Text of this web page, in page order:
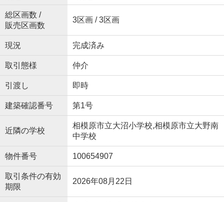
総区画数 /
販売区画数
3区画 / 3区画
現況 完成済み
取引態様 仲介
引渡し 即時
建築確認番号 第1号
近隣の学校
相模原市立大沼小学校,相模原市立大野南
中学校
物件番号 100654907
取引条件の有効
期限
2026年08月22日